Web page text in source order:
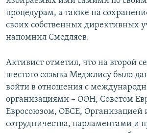
процедурам, а также на
своих собственных директивных
напомнил Смедляев.
Активист отметил, что на второй
шестого созыва Меджлису было
войти в отношения с
организациями – ООН, Советом
Евросоюзом, ОБСЕ, Организацией
сотрудничества, парламентами и